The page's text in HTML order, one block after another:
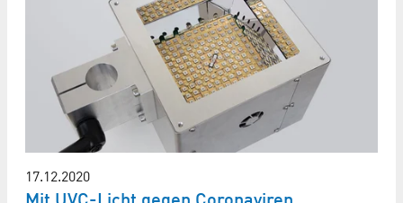
17.12.2020